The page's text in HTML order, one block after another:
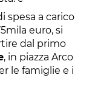
spesa a carico
euro, si
dal primo
, in piazza Arco
le famiglie e i